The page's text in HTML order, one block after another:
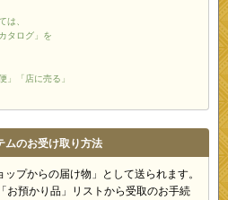
は、
タログ」を
」「店に売る」
ムのお受け取り方法
プからの届け物」として送られます。
お預かり品」リストから受取のお手続